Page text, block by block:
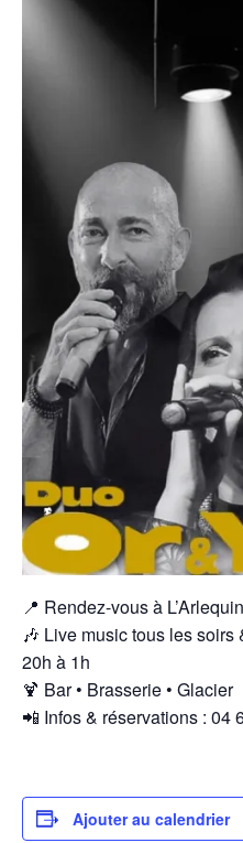
📍 Rendez-vous à
🎶 Live music tous les
20h à 1h
🍹 Bar • Brasserie • Glacier
📲 Infos & réservations : 04
Ajouter au calendrier